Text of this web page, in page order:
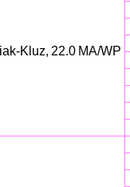
Kluz, 22.0 MA/WP